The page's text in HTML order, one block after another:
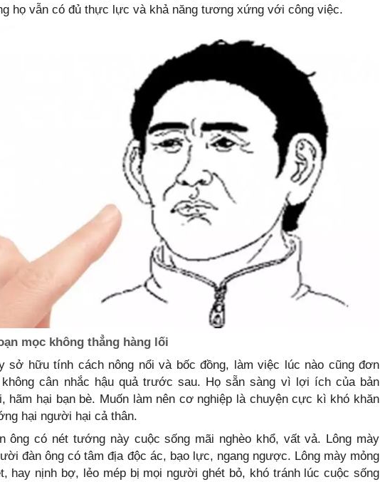
họ vẫn có đủ thực lực và khả năng tương xứng với công việc.
mọc không thẳng hàng lối
sở hữu tính cách nông nổi và bốc đồng, làm việc lúc nào cũng đơn
cân nhắc hậu quả trước sau. Họ sẵn sàng vì lợi ích của bản
hãm hại bạn bè. Muốn làm nên cơ nghiệp là chuyện cực kì khó khăn
hại người hại cả thân.
ông có nét tướng này cuộc sống mãi nghèo khổ, vất vả. Lông mày
đàn ông có tâm địa độc ác, bạo lực, ngang ngược. Lông mày mỏng
hay nịnh bợ, lẻo mép bị mọi người ghét bỏ, khó tránh lúc cuộc sống